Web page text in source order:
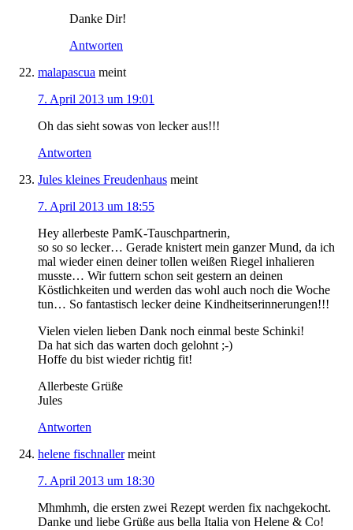
Danke Dir!
Antworten
malapascua meint
7. April 2013 um 19:01
Oh das sieht sowas von lecker aus!!!
Antworten
Jules kleines Freudenhaus meint
7. April 2013 um 18:55
Hey allerbeste PamK-Tauschpartnerin,
so so so lecker… Gerade knistert mein ganzer Mund, da ich
mal wieder einen deiner tollen weißen Riegel inhalieren
musste… Wir futtern schon seit gestern an deinen
Köstlichkeiten und werden das wohl auch noch die Woche
tun… So fantastisch lecker deine Kindheitserinnerungen!!!
Vielen vielen lieben Dank noch einmal beste Schinki!
Da hat sich das warten doch gelohnt ;-)
Hoffe du bist wieder richtig fit!
Allerbeste Grüße
Jules
Antworten
helene fischnaller meint
7. April 2013 um 18:30
Mhmhmh, die ersten zwei Rezept werden fix nachgekocht.
Danke und liebe Grüße aus bella Italia von Helene & Co!